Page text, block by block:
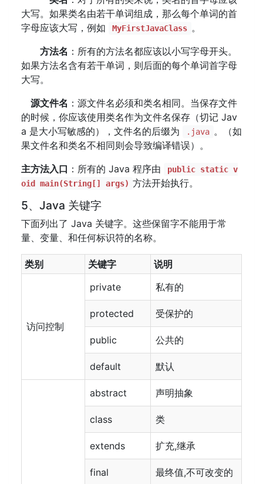
大写。如果类名由若干单词组成，那么每个单词的首
字母应该大写，例如
MyFirstJavaClass 。
方法名 ：所有的方法名都应该以小写字母开头。
如果方法名含有若干单词，则后面的每个单词首字母
大写。
源文件名 ：源文件名必须和类名相同。当保存文件
的时候，你应该使用类名作为文件名保存（切记 Jav
a 是大小写敏感的），文件名的后缀为
.java 。（如
果文件名和类名不相同则会导致编译错误）。
主方法入口 ：所有的 Java 程序由
public static v
oid main(String[] args) 方法开始执行。
5、Java 关键字
下面列出了 Java 关键字。这些保留字不能用于常
量、变量、和任何标识符的名称。
类别 关键字 说明
访问控制
private 私有的
protected 受保护的
public 公共的
default 默认
abstract 声明抽象
class 类
extends 扩充,继承
final 最终值,不可改变的